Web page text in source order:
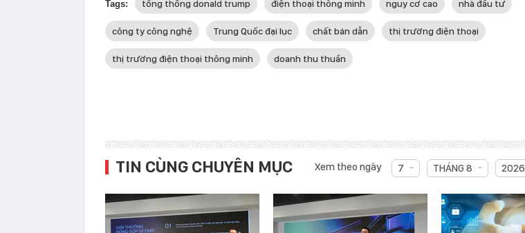
Tags: tổng thống donald trump điện thoại thông minh nguy cơ cao nhà đầu tư
công ty công nghệ Trung Quốc đại lục chất bán dẫn thị trường điện thoại
thị trường điện thoại thông minh doanh thu thuần
TIN CÙNG CHUYÊN MỤC Xem theo ngày 7 THÁNG 8 2026